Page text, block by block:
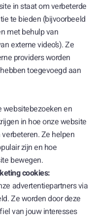
in staat om verbeterde
te bieden (bijvoorbeeld
met behulp van
externe video’s). Ze
providers worden
toegevoegd aan
websitebezoeken en
in hoe onze website
Ze helpen
zijn en hoe
bewegen.
cookies:
advertentiepartners via
Ze worden door deze
van jouw interesses